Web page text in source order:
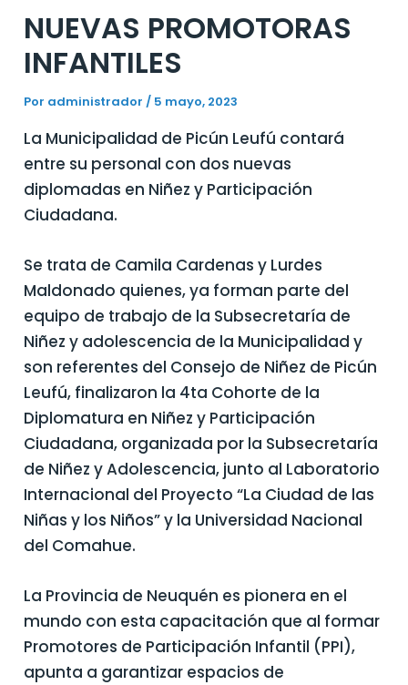
NUEVAS PROMOTORAS
INFANTILES
Por administrador/ 5 mayo, 2023
La Municipalidad de Picún Leufú contará
entre su personal con dos nuevas
diplomadas en Niñez y Participación
Ciudadana.
Se trata de Camila Cardenas y Lurdes
Maldonado quienes, ya forman parte del
equipo de trabajo de la Subsecretaría de
Niñez y adolescencia de la Municipalidad y
son referentes del Consejo de Niñez de Picún
Leufú, finalizaron la 4ta Cohorte de la
Diplomatura en Niñez y Participación
Ciudadana, organizada por la Subsecretaría
de Niñez y Adolescencia, junto al Laboratorio
Internacional del Proyecto “La Ciudad de las
Niñas y los Niños” y la Universidad Nacional
del Comahue.
La Provincia de Neuquén es pionera en el
mundo con esta capacitación que al formar
Promotores de Participación Infantil (PPI),
apunta a garantizar espacios de